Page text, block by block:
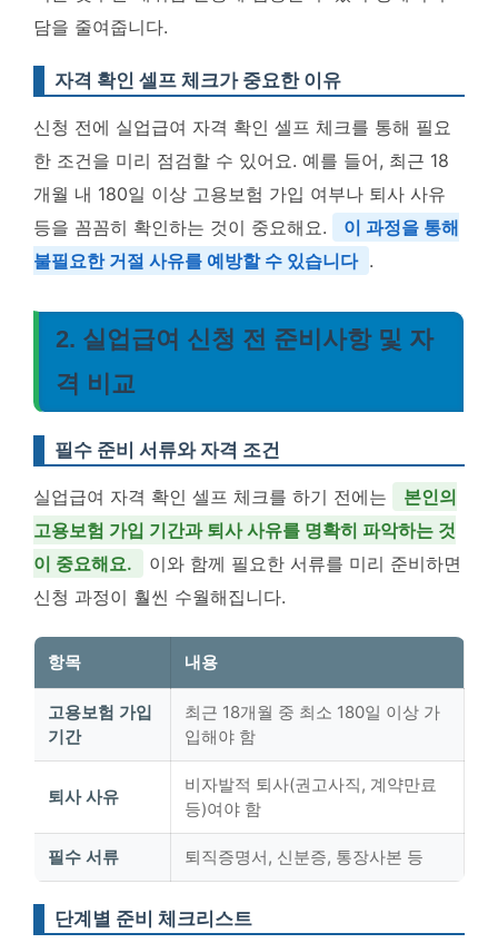
담을 줄여줍니다.
자격 확인 셀프 체크가 중요한 이유
신청 전에 실업급여 자격 확인 셀프 체크를 통해 필요
한 조건을 미리 점검할 수 있어요. 예를 들어, 최근 18
개월 내 180일 이상 고용보험 가입 여부나 퇴사 사유
등을 꼼꼼히 확인하는 것이 중요해요.
이 과정을 통해
불필요한 거절 사유를 예방할 수 있습니다 .
2. 실업급여 신청 전 준비사항 및 자
격 비교
필수 준비 서류와 자격 조건
실업급여 자격 확인 셀프 체크를 하기 전에는
본인의
고용보험 가입 기간과 퇴사 사유를 명확히 파악하는 것
이 중요해요.
이와 함께 필요한 서류를 미리 준비하면
신청 과정이 훨씬 수월해집니다.
항목 내용
고용보험 가입
기간
최근 18개월 중 최소 180일 이상 가
입해야 함
퇴사 사유
비자발적 퇴사(권고사직, 계약만료
등)여야 함
필수 서류 퇴직증명서, 신분증, 통장사본 등
단계별 준비 체크리스트